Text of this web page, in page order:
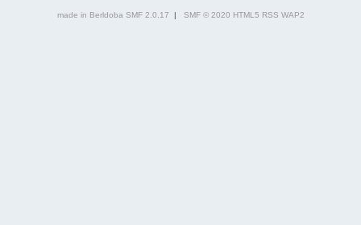
made in Berldoba SMF 2.0.17 | SMF © 2020 HTML5 RSS WAP2